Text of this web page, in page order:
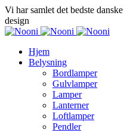
Vi har samlet det bedste
design
Hjem
Belysning
Bordlamper
Gulvlamper
Lamper
Lanterner
Loftlamper
Pendler